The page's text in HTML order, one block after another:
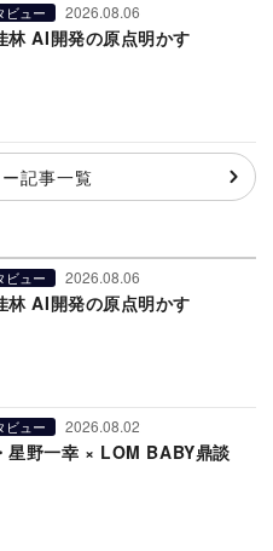
ビュー 2026.08.06
林 AI開発の原点明かす
記事一覧
ビュー 2026.08.06
林 AI開発の原点明かす
ビュー 2026.08.02
星野一幸 × LOM BABY鼎談